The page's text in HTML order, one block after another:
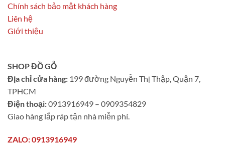
Chính sách bảo mật khách hàng
Liên hệ
Giới thiệu
SHOP ĐỒ GỖ
Địa chỉ cửa hàng: 199 đường Nguyễn Thị Thập, Quận 7,
TPHCM
Điện thoại:0913916949 – 0909354829
Giao hàng lắp ráp tận nhà miễn phí.
ZALO: 0913916949